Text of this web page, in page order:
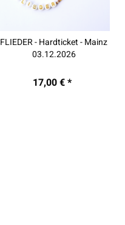
FLIEDER - Hardticket - Mainz
03.12.2026
17,00 € *